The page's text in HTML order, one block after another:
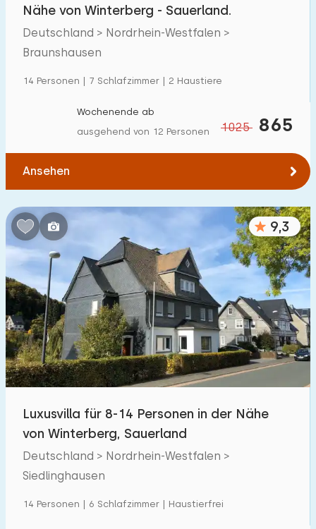
Rollstuhlgerecht
Hilfsmittel
Nähe von Winterberg - Sauerland.
Deutschland > Nordrhein-Westfalen >
Braunshausen
14 Personen | 7 Schlafzimmer | 2 Haustiere
1025 865
Wochenende ab
ausgehend von 12 Personen
Ansehen
9,3
Luxusvilla für 8-14 Personen in der Nähe
von Winterberg, Sauerland
Deutschland > Nordrhein-Westfalen >
Siedlinghausen
14 Personen | 6 Schlafzimmer | Haustierfrei